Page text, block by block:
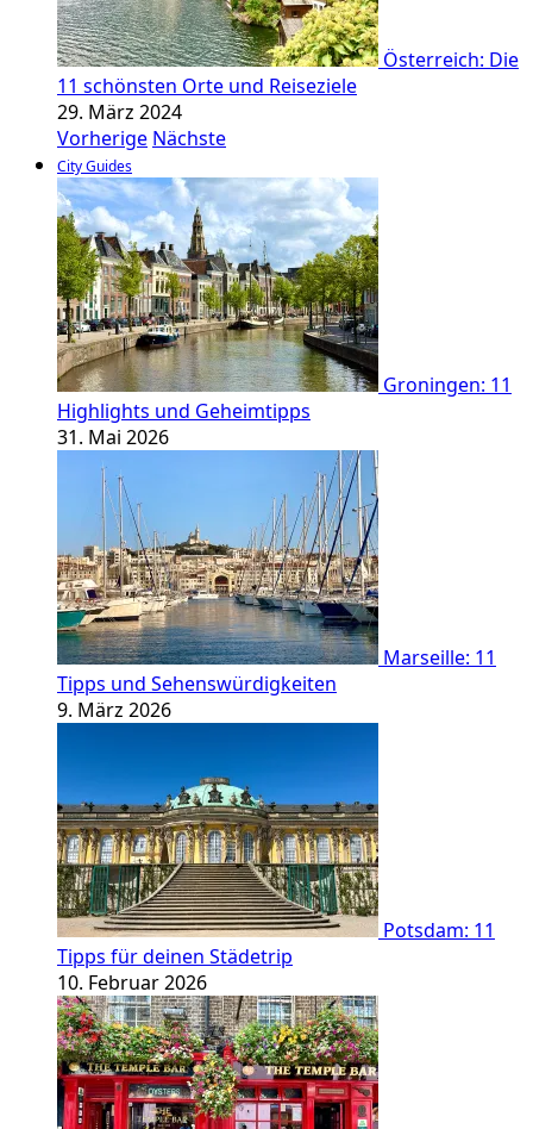
Österreich: Die
11 schönsten Orte und Reiseziele
29. März 2024
Vorherige Nächste
City Guides
Groningen: 11
Highlights und Geheimtipps
31. Mai 2026
Marseille: 11
Tipps und Sehenswürdigkeiten
9. März 2026
Potsdam: 11
Tipps für deinen Städetrip
10. Februar 2026